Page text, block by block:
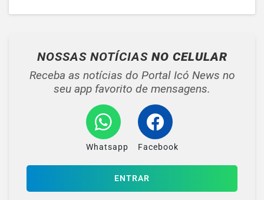
NOSSAS NOTÍCIAS NO CELULAR
Receba as notícias do Portal Icó News no
seu app favorito de mensagens.
Whatsapp Facebook
ENTRAR